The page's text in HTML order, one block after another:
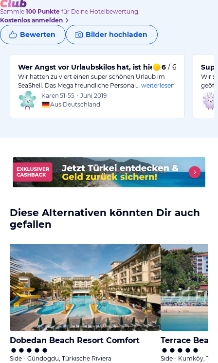
Sammle 100 Punkte für Deine Hotelbewertung.
Kostenlos anmelden
Bewerten Bilder hochladen
Wer Angst vor Urlaubskilos hat, ist hier falsch !!
6 / 6
Wir hatten zu viert einen super schönen Urlaub im
SeaShell. Das Mega freundliche Personal…
weiterlesen
Karen 51-55 • Juni 2019
Aus Deutschland
Wir
Diese Alternativen könnten Dir auch
gefallen
Dobedan Beach Resort Comfort
Side - Gündogdu, Türkische Riviera
Terrace
Side - Kumköy,